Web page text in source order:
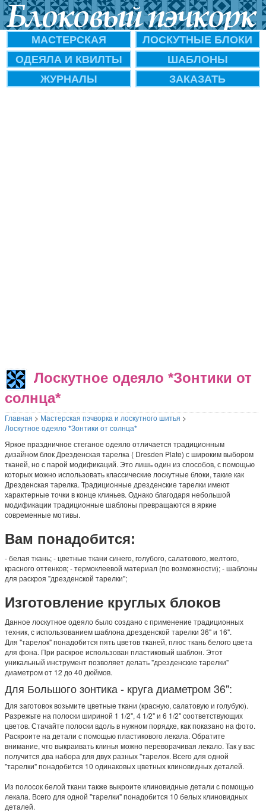
МАСТЕРСКАЯ
ЛОСКУТНЫЕ БЛОКИ
ОДЕЯЛА И КВИЛТЫ
ШАБЛОНЫ
ЖУРНАЛЫ
ЗАКАЗАТЬ
Лоскутное одеяло *Зонтики от
солнца*
Главная > Мастерская пэчворка и лоскутного шитья >
Лоскутное одеяло *Зонтики от солнца*
Яркое праздничное стеганое одеяло отличается традиционным
дизайном блок Дрезденская тарелка ( Dresden Plate) с широким выбором
тканей, но с парой модификаций. Это лишь один из способов, с помощью
которых можно использовать классические лоскутные блоки, такие как
Дрезденская тарелка. Традиционные дрезденские тарелки имеют
характерные точки в конце клиньев. Однако благодаря небольшой
модификации традиционные шаблоны превращаются в яркие
современные мотивы.
Вам понадобится:
- белая ткань; - цветные ткани синего, голубого, салатового, желтого,
красного оттенков; - термоклеевой материал (по возможности); - шаблоны
для раскроя "дрезденской тарелки";
Изготовление круглых блоков
Данное лоскутное одеяло было создано с применение традиционных
техник, с использованием шаблона дрезденской тарелки 36" и 16".
Для "тарелок" понадобится пять цветов тканей, плюс ткань белого цвета
для фона. При раскрое использован пластиковый шаблон. Этот
уникальный инструмент позволяет делать "дрезденские тарелки"
диаметром от 12 до 40 дюймов.
Для Большого зонтика - круга диаметром 36":
Для заготовок возьмите цветные ткани (красную, салатовую и голубую).
Разрежьте на полоски шириной 1 1/2", 4 1/2" и 6 1/2" соответствующих
цветов. Стачайте полоски вдоль в нужном порядке, как показано на фото.
Раскроите на детали с помощью пластикового лекала. Обратите
внимание, что выкраивать клинья можно переворачивая лекало. Так у вас
получится два набора для двух разных "тарелок. Всего для одной
"тарелки" понадобится 10 одинаковых цветных клиновидных деталей.
Из полосок белой ткани также выкроите клиновидные детали с помощью
лекала. Всего для одной "тарелки" понадобится 10 белых клиновидных
деталей.